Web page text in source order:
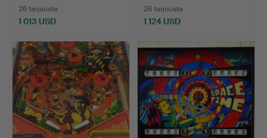
26 tarjousta
1 013 USD
26 tarjousta
1 124 USD